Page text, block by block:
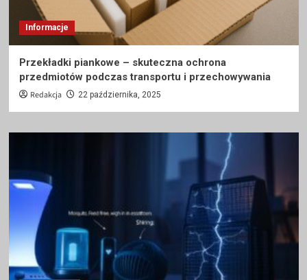
Informacje
Przekładki piankowe – skuteczna ochrona
przedmiotów podczas transportu i przechowywania
Redakcja 22 października, 2025